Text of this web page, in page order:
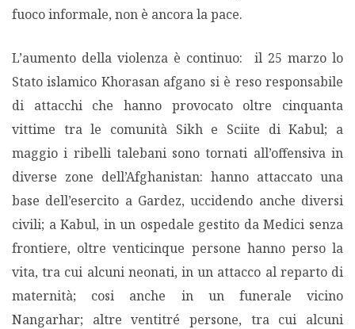
fuoco informale, non è ancora la pace.
L’aumento della violenza è continuo: il 25 marzo lo
Stato islamico Khorasan afgano si è reso responsabile
di attacchi che hanno provocato oltre cinquanta
vittime tra le comunità Sikh e Sciite di Kabul; a
maggio i ribelli talebani sono tornati all’offensiva in
diverse zone dell’Afghanistan: hanno attaccato una
base dell’esercito a Gardez, uccidendo anche diversi
civili; a Kabul, in un ospedale gestito da Medici senza
frontiere, oltre venticinque persone hanno perso la
vita, tra cui alcuni neonati, in un attacco al reparto di
maternità; cosi anche in un funerale vicino
Nangarhar; altre ventitré persone, tra cui alcuni